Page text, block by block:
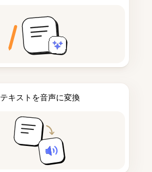
テキストを音声に変換